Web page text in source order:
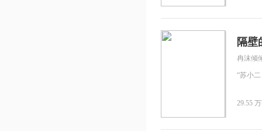
如鱼得
失……
隔壁
冉沫倾
“苏小
29.55